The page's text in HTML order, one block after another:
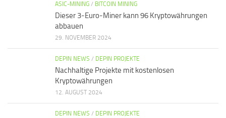
ASIC-MINING / BITCOIN MINING
Dieser 3-Euro-Miner kann 96 Kryptowährungen
abbauen
29. NOVEMBER 2024
DEPIN NEWS / DEPIN PROJEKTE
Nachhaltige Projekte mit kostenlosen
Kryptowährungen
12. AUGUST 2024
DEPIN NEWS / DEPIN PROJEKTE